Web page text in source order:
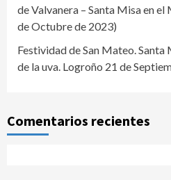
de Valvanera – Santa Misa en
de Octubre de 2023)
Festividad de San Mateo. Santa
de la uva. Logroño 21 de
Comentarios recientes